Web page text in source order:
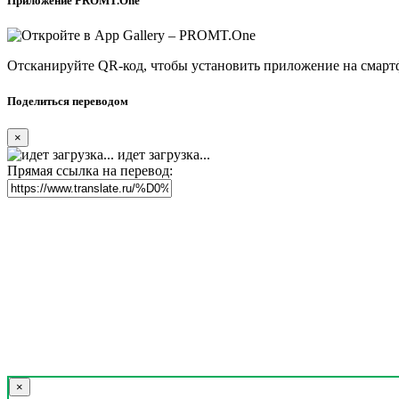
Отсканируйте QR-код, чтобы установить приложение на
Поделиться переводом
×
идет загрузка...
Прямая ссылка на перевод:
×